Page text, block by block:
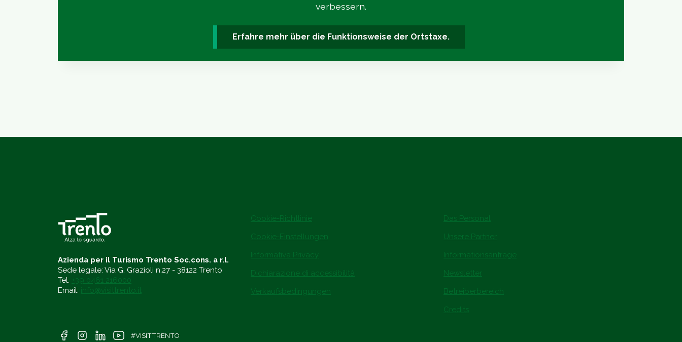
verbessern.
Erfahre mehr über die Funktionsweise der Ortstaxe.
Azienda per il Turismo Trento Soc.cons. a r.l.
Sede legale: Via G. Grazioli n.27 - 38122 Trento
Tel. +39 0461 216000
Email: info@visittrento.it
Cookie-Richtlinie
Cookie-Einstellungen
Informativa Privacy
Dichiarazione di accessibilità
Verkaufsbedingungen
Das Personal
Unsere Partner
Informationsanfrage
Newsletter
Betreiberbereich
Credits
#VISITTRENTO